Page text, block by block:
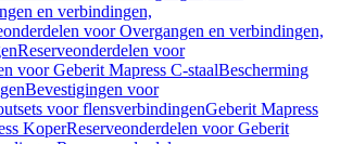
en verbindingen,
voor Overgangen en verbindingen,
Reserveonderdelen voor
voor Geberit Mapress C-staalBescherming
Bevestigingen voor
voor flensverbindingenGeberit Mapress
KoperReserveonderdelen voor Geberit